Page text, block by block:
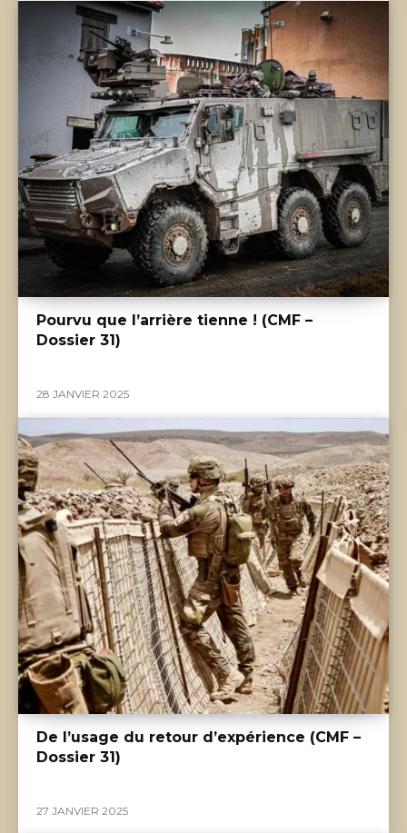
Pourvu que l’arrière tienne ! (CMF –
Dossier 31)
28 JANVIER 2025
De l’usage du retour d’expérience (CMF –
Dossier 31)
27 JANVIER 2025